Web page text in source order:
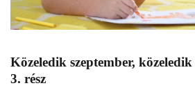
Közeledik szeptember,
3. rész